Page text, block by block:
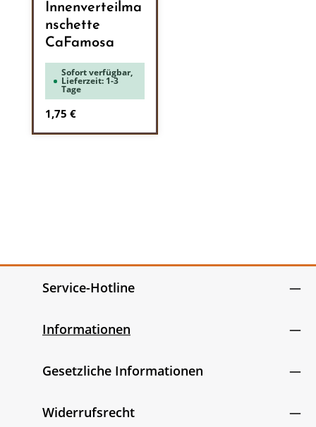
Innenverteilma
nschette
CaFamosa
Sofort verfügbar,
Lieferzeit: 1-3
Tage
Regulärer Preis:
1,75 €
Service-Hotline
Informationen
Gesetzliche Informationen
Widerrufsrecht